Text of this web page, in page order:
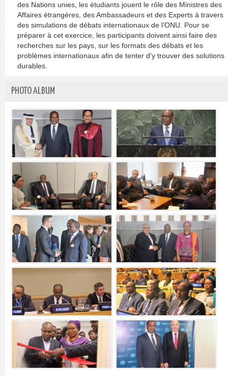
des Nations unies, les étudiants jouent le rôle des Ministres des
Affaires étrangères, des Ambassadeurs et des Experts à travers
des simulations de débats internationaux de l’ONU. Pour se
préparer à cet exercice, les participants doivent ainsi faire des
recherches sur les pays, sur les formats des débats et les
problèmes internationaux afin de tenter d’y trouver des solutions
durables.
PHOTO ALBUM